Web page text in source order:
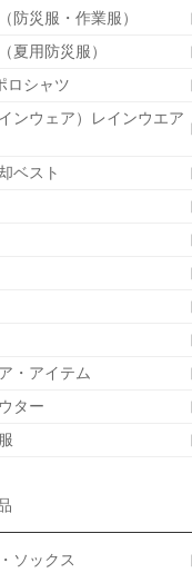
防災服・作業服）
夏用防災服）
ロシャツ
ンウェア）レインウエア
ベスト
・アイテム
ター
ソックス